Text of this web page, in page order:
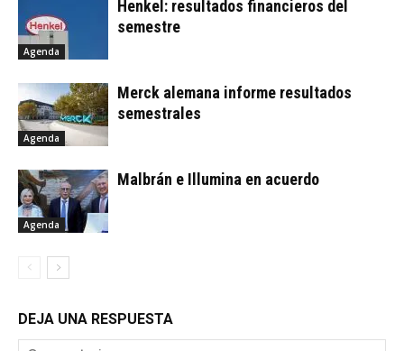
Agenda
Henkel: resultados financieros del
semestre
Agenda
Merck alemana informe resultados
semestrales
Agenda
Malbrán e Illumina en acuerdo
DEJA UNA RESPUESTA